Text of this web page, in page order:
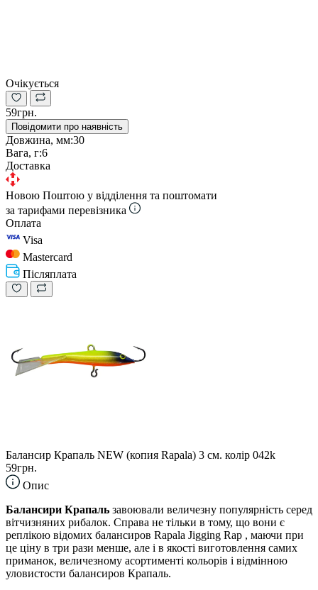
Очікується
59грн.
Повідомити про наявність
Довжина, мм:30
Вага, г:6
Доставка
Новою Поштою у відділення та поштомати
за тарифами перевізника
Оплата
Visa
Mastercard
Післяплата
Балансир Крапаль NEW (копия Rapala) 3 см. колір 042k
59грн.
Опис
Балансири Крапаль завоювали величезну популярність серед
вітчизняних рибалок. Справа не тільки в тому, що вони є
реплікою відомих балансиров Rapala Jigging Rap , маючи при
це ціну в три рази менше, але і в якості виготовлення самих
приманок, величезному асортименті кольорів і відмінною
уловистости балансиров Крапаль.